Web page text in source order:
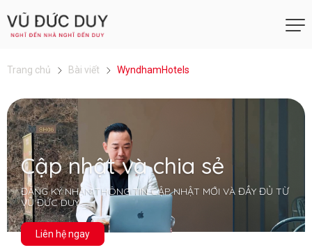
Trang chủ Bài viết WyndhamHotels
Cập nhật và chia sẻ
ĐĂNG KÝ NHẬN THÔNG TIN CẬP NHẬT MỚI VÀ ĐẦY ĐỦ TỪ
VŨ ĐỨC DUY
Liên hệ ngay